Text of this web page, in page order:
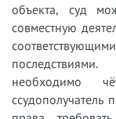
объекта, суд
совместную
необходимо
ссудополучатель